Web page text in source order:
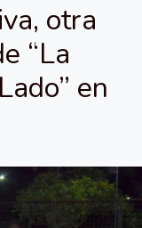
otra
“La
en